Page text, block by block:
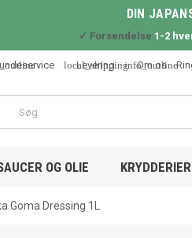
DIN
✓ Forsendelse 1-2
local_shipping
Levering info_outline
Om os
OG OLIE KRYDDERIER
Goma Dressing 1L